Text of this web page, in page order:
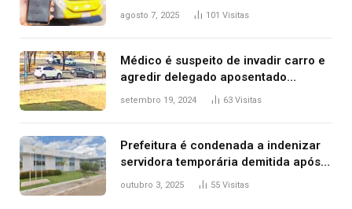
transporte público de Palmas; confira
agosto 7, 2025 101 Visitas
Médico é suspeito de invadir carro e
agredir delegado aposentado
durante confusão no trânsito
setembro 19, 2024 63 Visitas
Prefeitura é condenada a indenizar
servidora temporária demitida após
nascimento da filha
outubro 3, 2025 55 Visitas